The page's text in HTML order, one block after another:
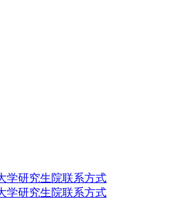
学研究生院联系方式
学研究生院联系方式